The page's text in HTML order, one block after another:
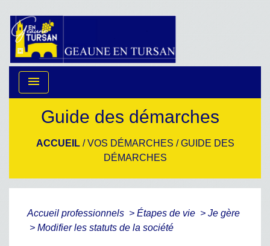
menu
Guide des démarches
ACCUEIL/VOS DÉMARCHES /GUIDE DES
DÉMARCHES
Accueil professionnels > Étapes de vie > Je gère
> Modifier les statuts de la société